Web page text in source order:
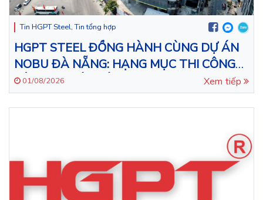
Tin HGPT Steel,Tin tổng hợp
HGPT STEEL ĐỒNG HÀNH CÙNG DỰ ÁN
NOBU ĐÀ NẴNG: HẠNG MỤC THI CÔNG
LẮP ĐẶT KẾT CẤU THÉP CHO TÒA NHÀ
43 TẦNG
01/08/2026 Xem tiếp